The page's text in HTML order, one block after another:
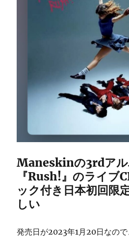
Maneskinの3rdア
『Rush!』のライブ
ック付き日本初回限
しい
発売日が2023年1月20日なの